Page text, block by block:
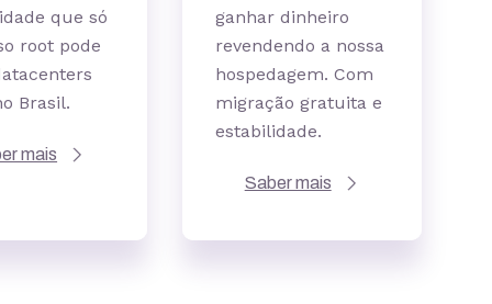
que só
root pode
Brasil.
mais
ganhar dinheiro
revendendo a nossa
hospedagem. Com
migração gratuita e
estabilidade.
Saber mais